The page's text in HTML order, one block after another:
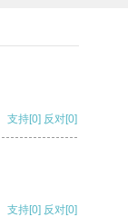
支持[0] 反对[0]
支持[0] 反对[0]